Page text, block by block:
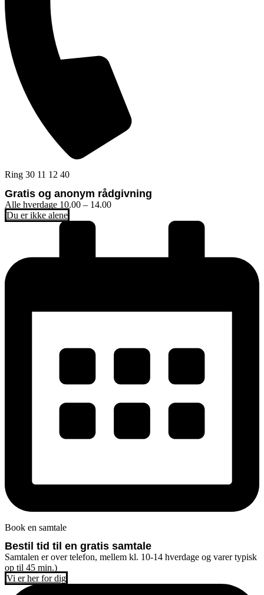
Ring 30 11 12 40
Gratis og anonym rådgivning
Alle hverdage 10.00 – 14.00
Du er ikke alene
Book en samtale
Bestil tid til en gratis samtale
Samtalen er over telefon, mellem kl. 10-14 hverdage og varer typisk
op til 45 min.)
Vi er her for dig